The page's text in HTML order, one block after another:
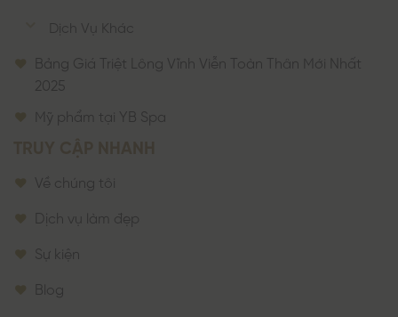
Dịch Vụ Khác
Bảng Giá Triệt Lông Vĩnh Viễn Toàn Thân Mới Nhất
2025
Mỹ phẩm tại YB Spa
Về chúng tôi
Dịch vụ làm đẹp
Sự kiện
Blog